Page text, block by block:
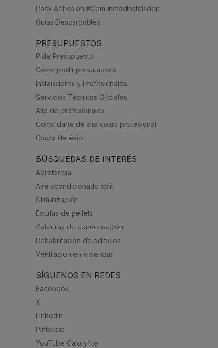
Pack Adhesión #ComunidadInstalador
Guías Descargables
PRESUPUESTOS
Pide Presupuesto
Cómo pedir presupuesto
Instaladores y Profesionales
Servicios Técnicos Oficiales
Alta de profesionales
Cómo darte de alta como profesional
Casos de éxito
BÚSQUEDAS DE INTERÉS
Aerotermia
Aire acondicionado split
Climatización
Estufas de pellets
Calderas de condensación
Rehabilitación de edificios
Ventilación en viviendas
SÍGUENOS EN REDES
Facebook
X
Linkedin
Pinterest
YouTube Caloryfrio